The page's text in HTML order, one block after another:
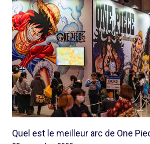
Quel est le meilleur arc de One